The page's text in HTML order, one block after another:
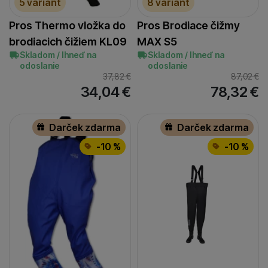
Pros Thermo vložka do
brodiacich čižiem KL09
Skladom / Ihneď na
odoslanie
37,82€
34,04€
Pros Brodiace čižmy
MAX S5
Skladom / Ihneď na
odoslanie
87,02€
78,32€
Darček zdarma
-10 %
Darček zdarma
-10 %